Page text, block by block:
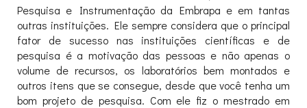
Pesquisa e Instrumentação da Embrapa e em tantas
outras instituições. Ele sempre considera que o principal
fator de sucesso nas instituições científicas e de
pesquisa é a motivação das pessoas e não apenas o
volume de recursos, os laboratórios bem montados e
outros itens que se consegue, desde que você tenha um
bom projeto de pesquisa. Com ele fiz o mestrado em